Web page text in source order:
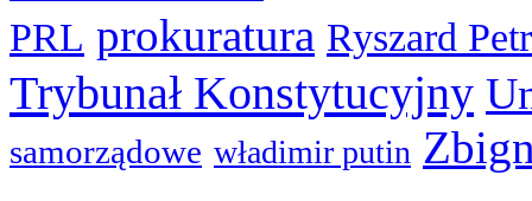
PRL prokuratura Ryszard
Trybunał Konstytucyjny
samorządowe władimir putin